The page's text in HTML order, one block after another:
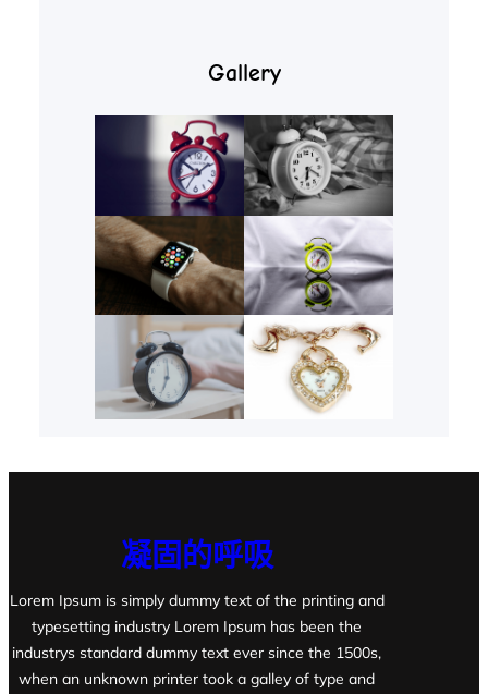
Gallery
凝固的呼吸
Lorem Ipsum is simply dummy text of the printing and
typesetting industry Lorem Ipsum has been the
industrys standard dummy text ever since the 1500s,
when an unknown printer took a galley of type and